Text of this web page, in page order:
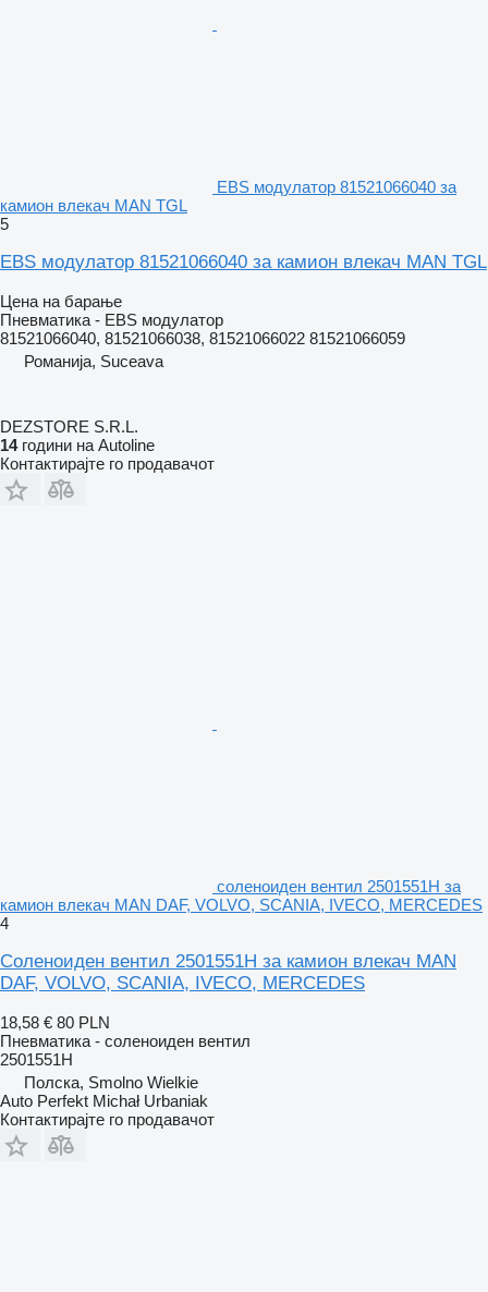
EBS модулатор 81521066040 за
камион влекач MAN TGL
5
EBS модулатор 81521066040 за камион влекач MAN TGL
Цена на барање
Пневматика - EBS модулатор
81521066040, 81521066038, 81521066022 81521066059
Романија, Suceava
DEZSTORE S.R.L.
14години на Autoline
Контактирајте го продавачот
соленоиден вентил 2501551H за
камион влекач MAN DAF, VOLVO, SCANIA, IVECO, MERCEDES
4
Соленоиден вентил 2501551H за камион влекач MAN
DAF, VOLVO, SCANIA, IVECO, MERCEDES
18,58 € 80 PLN
Пневматика - соленоиден вентил
2501551H
Полска, Smolno Wielkie
Auto Perfekt Michał Urbaniak
Контактирајте го продавачот